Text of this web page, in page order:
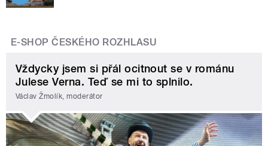
E-SHOP ČESKÉHO ROZHLASU
Vždycky jsem si přál ocitnout se v románu
Julese Verna. Teď se mi to splnilo.
Václav Žmolík, moderátor